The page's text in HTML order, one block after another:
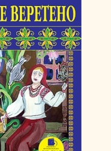
руб..
199,00 руб..